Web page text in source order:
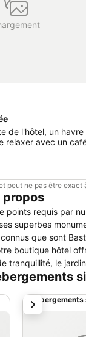
de l'hôtel, un
relaxer avec un
et peut ne pas être exact
propos
superbes
que sont
boutique hôtel
tranquillité, le
vous détendre
également
votre pain frais et
Hébergements
suivant